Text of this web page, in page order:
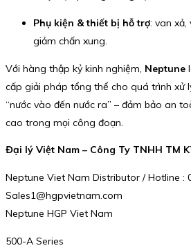
Phụ kiện & thiết bị hỗ trợ: van xả,
giảm chấn xung.
Với hàng thập kỷ kinh nghiệm, Neptune
cấp giải pháp tổng thể cho quá trình xử
“nước vào đến nước ra” – đảm bảo an
cao trong mọi công đoạn.
Đại lý Việt Nam – Công Ty TNHH TM
Neptune Viet Nam Distributor / Hotline :
Sales1@hgpvietnam.com
Neptune HGP Viet Nam
500-A Series